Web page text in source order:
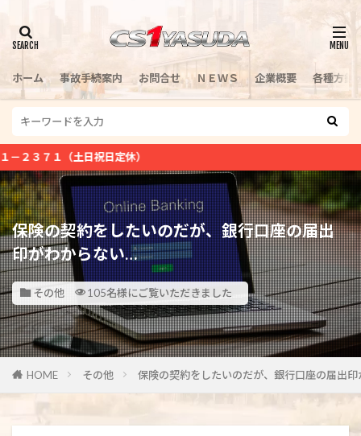
ホーム 事故手続案内 お問合せ ＮＥＷＳ 企業概要 各種方針
祝日定休）
保険の契約をしたいのだが、銀行口座の届出
印がわからない…
その他 105名様にご覧いただきました
HOME その他 保険の契約をしたいのだが、銀行口座の届出
検索